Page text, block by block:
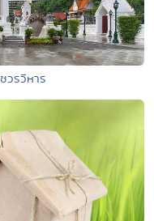
วรวิหาร